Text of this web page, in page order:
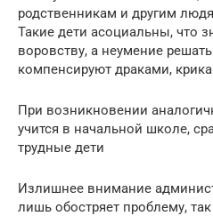
родственникам и другим
Такие дети асоциальны, что
воровству, а неумение
компенсируют драками,
При возникновении
учится в начальной школе,
трудные дети
Излишнее внимание
лишь обостряет проблему,